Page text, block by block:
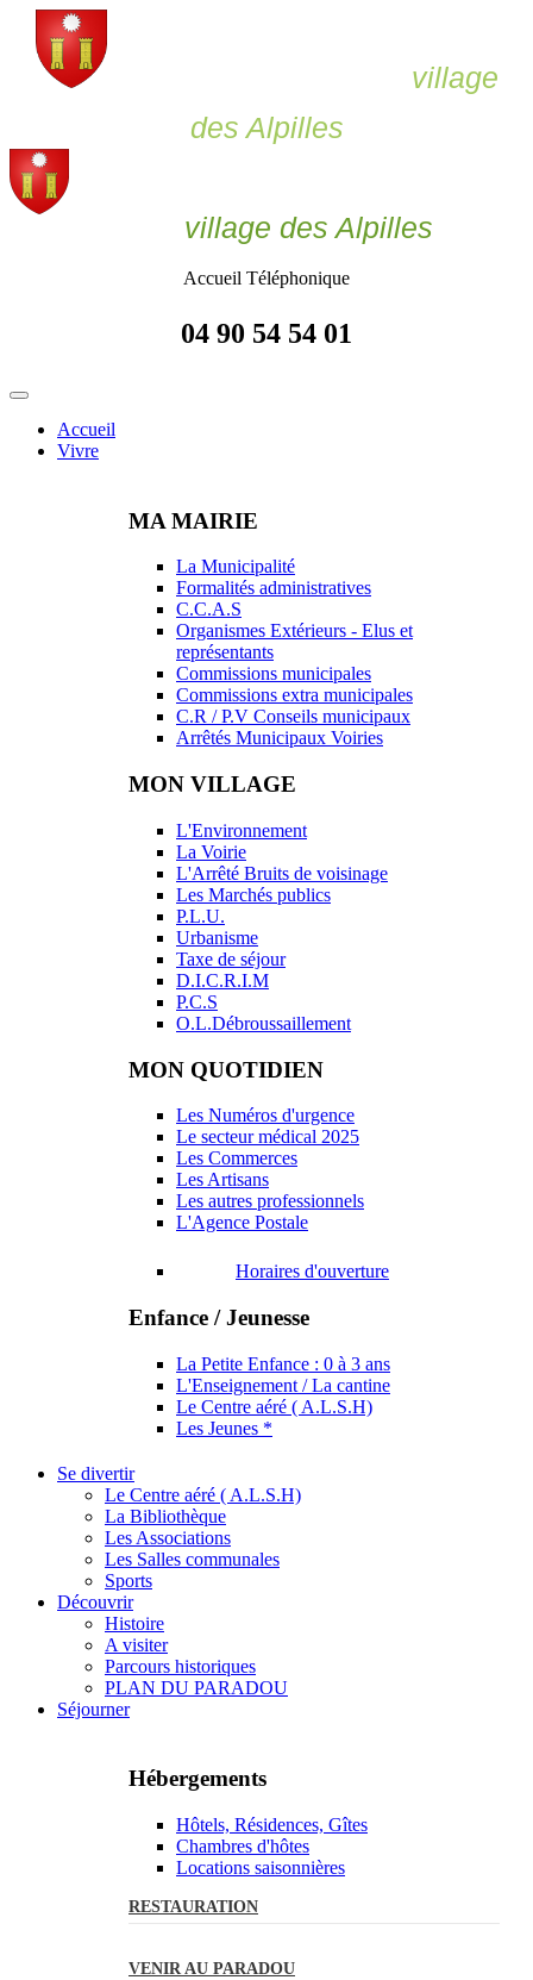
village
des Alpilles
village des Alpilles
Accueil Téléphonique
04 90 54 54 01
Accueil
Vivre
MA MAIRIE
La Municipalité
Formalités administratives
C.C.A.S
Organismes Extérieurs - Elus et
représentants
Commissions municipales
Commissions extra municipales
C.R / P.V Conseils municipaux
Arrêtés Municipaux Voiries
MON VILLAGE
L'Environnement
La Voirie
L'Arrêté Bruits de voisinage
Les Marchés publics
P.L.U.
Urbanisme
Taxe de séjour
D.I.C.R.I.M
P.C.S
O.L.Débroussaillement
MON QUOTIDIEN
Les Numéros d'urgence
Le secteur médical 2025
Les Commerces
Les Artisans
Les autres professionnels
L'Agence Postale
Horaires d'ouverture
Enfance / Jeunesse
La Petite Enfance : 0 à 3 ans
L'Enseignement / La cantine
Le Centre aéré ( A.L.S.H)
Les Jeunes *
Se divertir
Le Centre aéré ( A.L.S.H)
La Bibliothèque
Les Associations
Les Salles communales
Sports
Découvrir
Histoire
A visiter
Parcours historiques
PLAN DU PARADOU
Séjourner
Hébergements
Hôtels, Résidences, Gîtes
Chambres d'hôtes
Locations saisonnières
RESTAURATION
VENIR AU PARADOU